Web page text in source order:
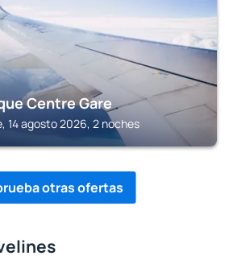
Centre Gare
14 agosto 2026, 2 noches
otras ofertas